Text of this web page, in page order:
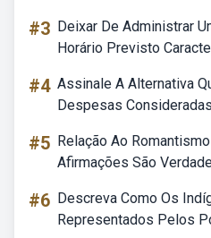
#3 Deixar De Administrar
Horário Previsto
#4 Assinale A Alternativa
Despesas
#5 Relação Ao
Afirmações São
#6 Descreva Como Os
Representados Pelos